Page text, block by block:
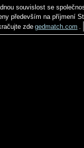
souvislost se
především na příjmení
zde gedmatch.com .